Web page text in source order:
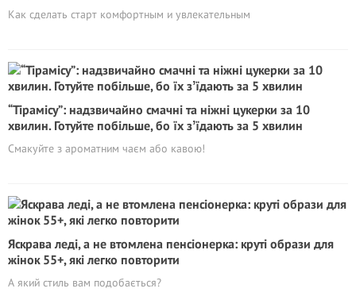
Как сделать старт комфортным и увлекательным
“Тірамісу”: надзвичайно смачні та ніжні цукерки за 10
хвилин. Готуйте побільше, бо їх зʼїдають за 5 хвилин
Смакуйте з ароматним чаєм або кавою!
Яскрава леді, а не втомлена пенсіонерка: круті образи для
жінок 55+, які легко повторити
А який стиль вам подобається?